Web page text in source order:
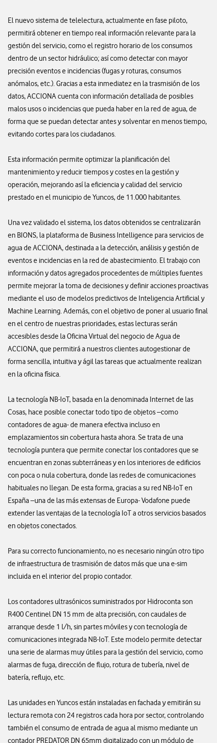
El nuevo sistema de telelectura, actualmente en fase piloto,
permitirá obtener en tiempo real información relevante para la
gestión del servicio, como el registro horario de los consumos
dentro de un sector hidráulico; así como detectar con mayor
precisión eventos e incidencias (fugas y roturas, consumos
anómalos, etc.). Gracias a esta inmediatez en la trasmisión de los
datos, ACCIONA cuenta con información detallada de posibles
malos usos o incidencias que pueda haber en la red de agua, de
forma que se puedan detectar antes y solventar en menos tiempo,
evitando cortes para los ciudadanos.
Esta información permite optimizar la planificación del
mantenimiento y reducir tiempos y costes en la gestión y
operación, mejorando así la eficiencia y calidad del servicio
prestado en el municipio de Yuncos, de 11.000 habitantes.
Una vez validado el sistema, los datos obtenidos se centralizarán
en BIONS, la plataforma de Business Intelligence para servicios de
agua de ACCIONA, destinada a la detección, análisis y gestión de
eventos e incidencias en la red de abastecimiento. El trabajo con
información y datos agregados procedentes de múltiples fuentes
permite mejorar la toma de decisiones y definir acciones proactivas
mediante el uso de modelos predictivos de Inteligencia Artificial y
Machine Learning. Además, con el objetivo de poner al usuario final
en el centro de nuestras prioridades, estas lecturas serán
accesibles desde la Oficina Virtual del negocio de Agua de
ACCIONA, que permitirá a nuestros clientes autogestionar de
forma sencilla, intuitiva y ágil las tareas que actualmente realizan
en la oficina física.
La tecnología NB-IoT, basada en la denominada Internet de las
Cosas, hace posible conectar todo tipo de objetos –como
contadores de agua- de manera efectiva incluso en
emplazamientos sin cobertura hasta ahora. Se trata de una
tecnología puntera que permite conectar los contadores que se
encuentran en zonas subterráneas y en los interiores de edificios
con poca o nula cobertura, donde las redes de comunicaciones
habituales no llegan. De esta forma, gracias a su red NB-IoT en
España –una de las más extensas de Europa- Vodafone puede
extender las ventajas de la tecnología IoT a otros servicios basados
en objetos conectados.
Para su correcto funcionamiento, no es necesario ningún otro tipo
de infraestructura de trasmisión de datos más que una e-sim
incluida en el interior del propio contador.
Los contadores ultrasónicos suministrados por Hidroconta son
R400 Centinel DN 15 mm de alta precisión, con caudales de
arranque desde 1 l/h, sin partes móviles y con tecnología de
comunicaciones integrada NB-IoT. Este modelo permite detectar
una serie de alarmas muy útiles para la gestión del servicio, como
alarmas de fuga, dirección de flujo, rotura de tubería, nivel de
batería, reflujo, etc.
Las unidades en Yuncos están instaladas en fachada y emitirán su
lectura remota con 24 registros cada hora por sector, controlando
también el consumo de entrada de agua al mismo mediante un
contador PREDATOR DN 65mm digitalizado con un módulo de